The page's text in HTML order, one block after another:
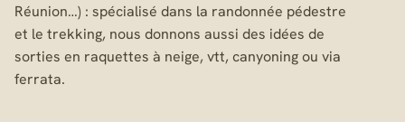
Réunion…) : spécialisé dans la randonnée pédestre
et le trekking, nous donnons aussi des idées de
sorties en raquettes à neige, vtt, canyoning ou via
ferrata.